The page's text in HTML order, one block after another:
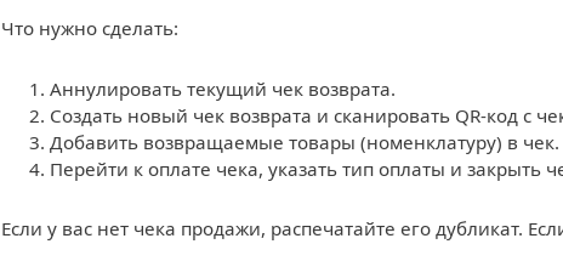
Что нужно сделать:
Аннулировать текущий чек возврата.
Создать новый чек возврата и сканировать QR-код с
Добавить возвращаемые товары (номенклатуру) в чек.
Перейти к оплате чека, указать тип оплаты и закрыть
Если у вас нет чека продажи, распечатайте его дубликат.